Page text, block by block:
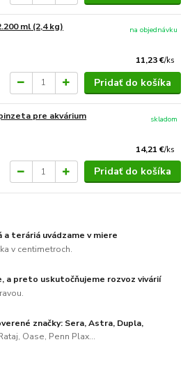
ml (2,4 kg)
11,23 €/ks
na objednávku
Pridať do košíka
pre akvárium
14,21 €/ks
skladom
Pridať do košíka
a teráriá uvádzame v miere
v centimetroch.
a preto uskutočňujeme rozvoz vivárií
značky: Sera, Astra, Dupla,
Oase, Penn Plax...